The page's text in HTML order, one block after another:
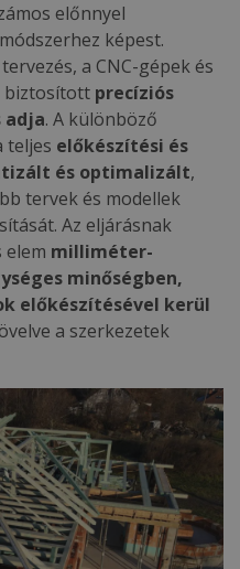
előnnyel
képest.
a CNC-gépek és
biztosított precíziós
adja. A különböző
teljes előkészítési és
és optimalizált,
tervek és modellek
Az eljárásnak
elem milliméter-
minőségben,
előkészítésével kerül
a szerkezetek